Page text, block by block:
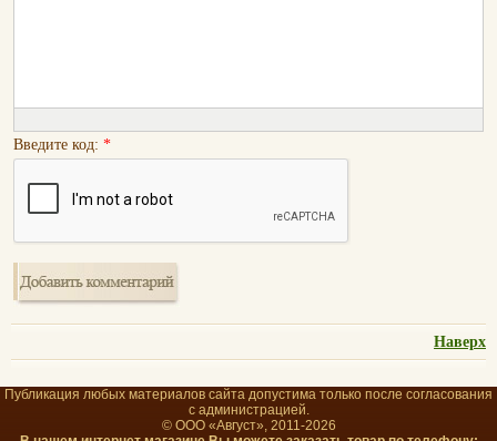
Введите код: *
Наверх
Публикация любых материалов сайта допустима только после согласования
с администрацией.
© ООО «Август», 2011-2026